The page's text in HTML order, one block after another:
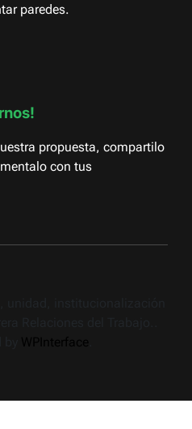
paredes.
propuesta, compartilo
con tus